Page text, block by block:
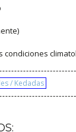
condiciones
/ Kedadas